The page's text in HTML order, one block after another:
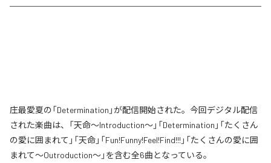
庄最愛夏の「Determination」が配信開始された。今回デジタル配信
された楽曲は、「天命～Introduction～」「Determination」「たくさん
の愛に囲まれて」「天命」「Fun!Funny!Feel!Find!!!」「たくさんの愛に囲
まれて～Outroduction～」を含む全6曲となっている。